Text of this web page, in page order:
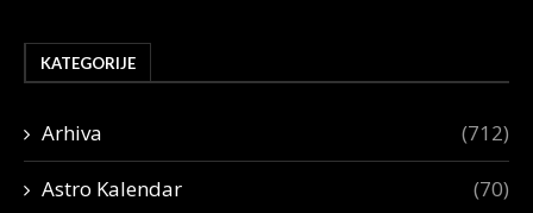
KATEGORIJE
Arhiva (712)
Astro Kalendar (70)